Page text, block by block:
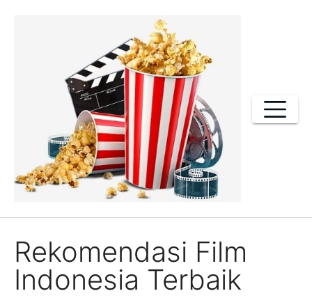
Rekomendasi Film
Indonesia Terbaik